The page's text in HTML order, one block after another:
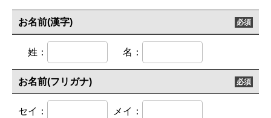
お名前(漢字) 必須
姓： 名：
お名前(フリガナ) 必須
セイ： メイ：